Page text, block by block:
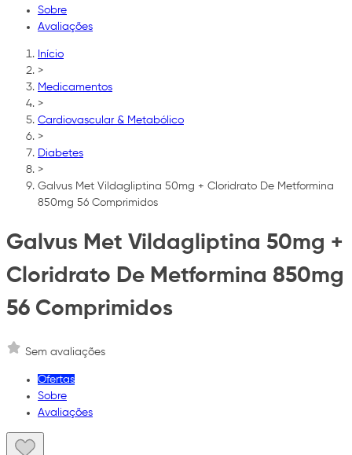
Sobre
Avaliações
Início
>
Medicamentos
>
Cardiovascular & Metabólico
>
Diabetes
>
Galvus Met Vildagliptina 50mg + Cloridrato De Metformina
850mg 56 Comprimidos
Galvus Met Vildagliptina 50mg +
Cloridrato De Metformina 850mg
56 Comprimidos
Sem avaliações
Ofertas
Sobre
Avaliações